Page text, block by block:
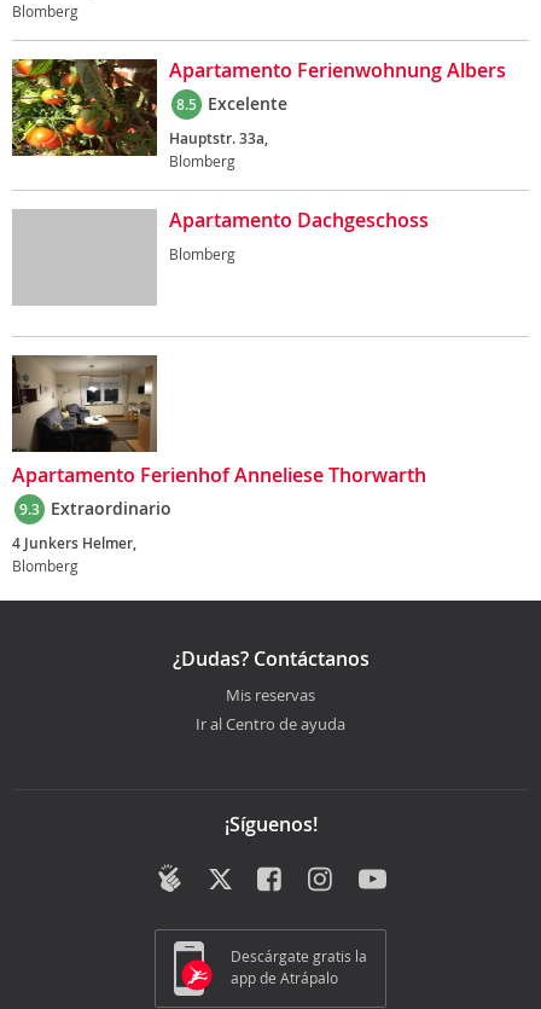
Blomberg
Apartamento Ferienwohnung Albers
8.5 Excelente
Hauptstr. 33a,
Blomberg
Apartamento Dachgeschoss
Blomberg
Apartamento Ferienhof Anneliese Thorwarth
9.3 Extraordinario
4 Junkers Helmer,
Blomberg
¿Dudas? Contáctanos
Mis reservas
Ir al Centro de ayuda
¡Síguenos!
Descárgate gratis la
app de Atrápalo